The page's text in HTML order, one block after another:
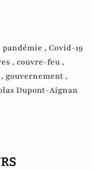
pandémie , Covid-19
, couvre-feu ,
gouvernement ,
Dupont-Aignan